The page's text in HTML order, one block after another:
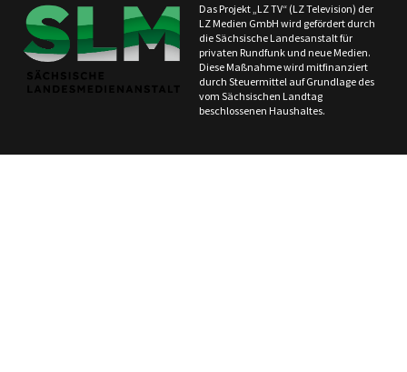
Das Projekt „LZ TV“ (LZ Television) der
LZ Medien GmbH wird gefördert durch
die Sächsische Landesanstalt für
privaten Rundfunk und neue Medien.
Diese Maßnahme wird mitfinanziert
durch Steuermittel auf Grundlage des
vom Sächsischen Landtag
beschlossenen Haushaltes.